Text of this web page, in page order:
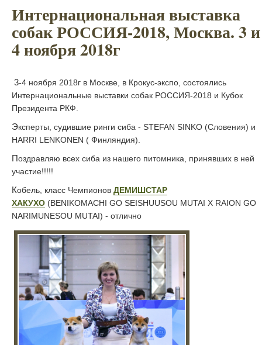
Интернациональная выставка
собак РОССИЯ-2018, Москва. 3 и
4 ноября 2018г
3-4 ноября 2018г в Москве, в Крокус-экспо, состоялись
Интернациональные выставки собак РОССИЯ-2018 и Кубок
Президента РКФ.
Эксперты, судившие ринги сиба - STEFAN SINKO (Словения) и
HARRI LENKONEN ( Финляндия).
Поздравляю всех сиба из нашего питомника, принявших в ней
участие!!!!!
Кобель, класс Чемпионов ДЕМИШСТАР
ХАКУХО (BENIKOMACHI GO SEISHUUSOU MUTAI X RAION GO
NARIMUNESOU MUTAI) - отлично